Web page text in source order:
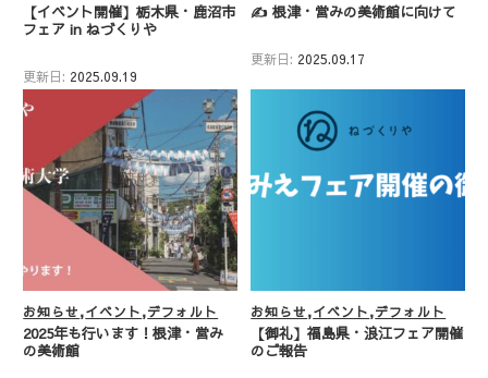
【イベント開催】栃木県・鹿沼市
フェア in ねづくりや
更新日: 2025.09.19
✍️ 根津・営みの美術館に向けて
更新日: 2025.09.17
お知らせ イベント デフォルト
2025年も行います！根津・営み
の美術館
お知らせ イベント デフォルト
【御礼】福島県・浪江フェア開催
のご報告